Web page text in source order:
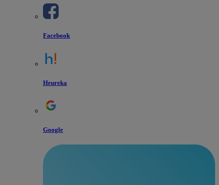
Facebook
Heureka
Google